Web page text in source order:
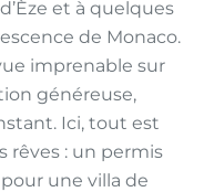
et à quelques
de Monaco.
imprenable sur
généreuse,
Ici, tout est
rêves : un permis
une villa de